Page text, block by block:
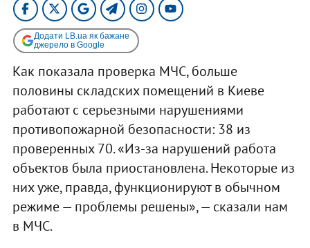
Додати LB.ua як бажане
джерело в Google
Как показала проверка МЧС, больше
половины складских помещений в Киеве
работают с серьезными нарушениями
противопожарной безопасности: 38 из
проверенных 70. «Из-за нарушений работа
объектов была приостановлена. Некоторые из
них уже, правда, функционируют в обычном
режиме — проблемы решены», — сказали нам
в МЧС.